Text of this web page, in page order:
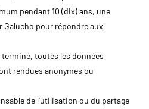
pendant 10 (dix) ans, une
pour répondre aux
toutes les données
rendues anonymes ou
de l’utilisation ou du partage